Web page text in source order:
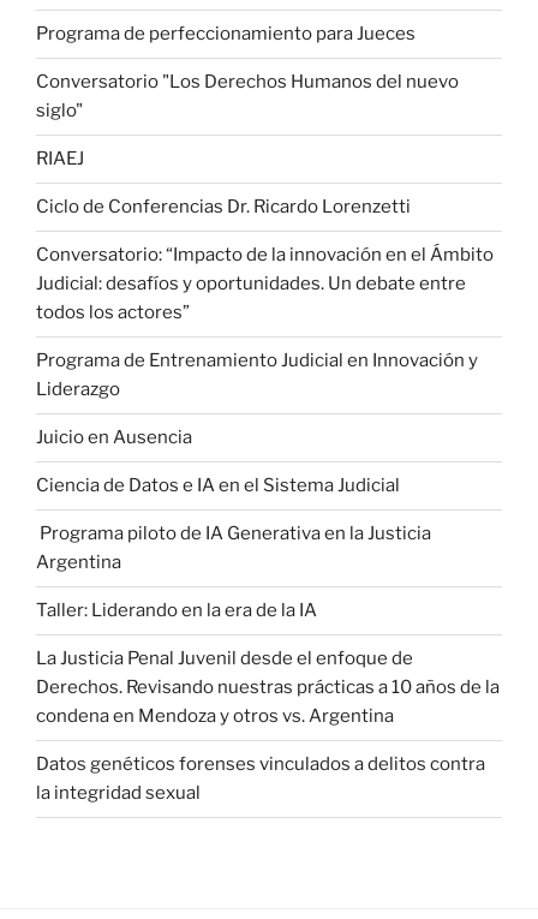
Programa de perfeccionamiento para Jueces
Conversatorio "Los Derechos Humanos del nuevo
siglo"
RIAEJ
Ciclo de Conferencias Dr. Ricardo Lorenzetti
Conversatorio: “Impacto de la innovación en el Ámbito
Judicial: desafíos y oportunidades. Un debate entre
todos los actores”
Programa de Entrenamiento Judicial en Innovación y
Liderazgo
Juicio en Ausencia
Ciencia de Datos e IA en el Sistema Judicial
Programa piloto de IA Generativa en la Justicia
Argentina
Taller: Liderando en la era de la IA
La Justicia Penal Juvenil desde el enfoque de
Derechos. Revisando nuestras prácticas a 10 años de la
condena en Mendoza y otros vs. Argentina
Datos genéticos forenses vinculados a delitos contra
la integridad sexual